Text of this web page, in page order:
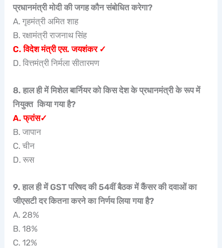
प्रधानमंत्री मोदी की जगह कौन संबोधित करेगा?
A. गृहमंत्री अमित शाह
B. रक्षामंत्री राजनाथ सिंह
C. विदेश मंत्री एस. जयशंकर ✓
D. वित्तमंत्री निर्मला सीतारमण
8. हाल ही में मिशेल बार्नियर को किस देश के प्रधानमंत्री के रूप में
नियुक्त किया गया है?
A. फ्रांस✓
B. जापान
C. चीन
D. रूस
9. हाल ही में GST परिषद की 54वीं बैठक में कैंसर की दवाओं का
जीएसटी दर कितना करने का निर्णय लिया गया है?
A. 28%
B. 18%
C. 12%